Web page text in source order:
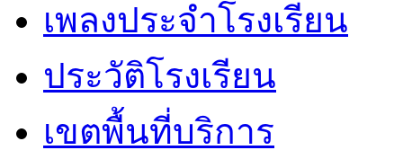
เพลงประจำโรงเรียน
ประวัติโรงเรียน
เขตพื้นที่บริการ